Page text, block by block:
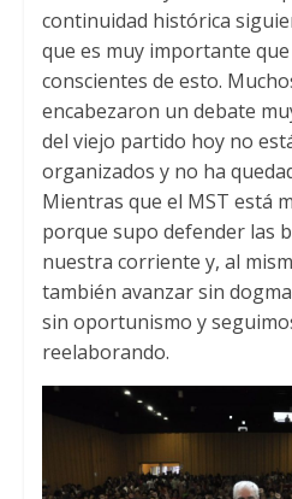
continuidad histórica
que es muy importante
conscientes de esto.
encabezaron un debate
del viejo partido hoy no
organizados y no ha
Mientras que el MST está
porque supo defender las
nuestra corriente y, al
también avanzar sin
sin oportunismo y
reelaborando.